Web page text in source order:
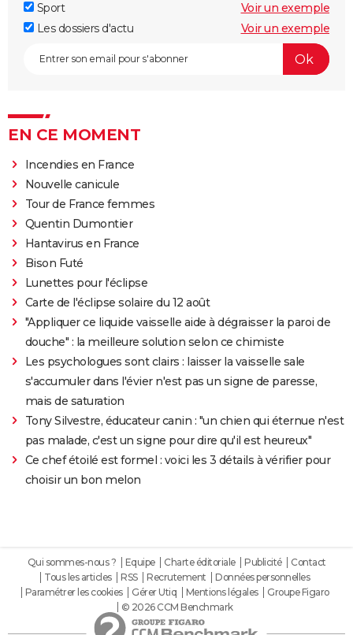
Sport
Voir un exemple
Les dossiers d'actu
Voir un exemple
EN CE MOMENT
Incendies en France
Nouvelle canicule
Tour de France femmes
Quentin Dumontier
Hantavirus en France
Bison Futé
Lunettes pour l'éclipse
Carte de l'éclipse solaire du 12 août
"Appliquer ce liquide vaisselle aide à dégraisser la paroi de
douche" : la meilleure solution selon ce chimiste
Les psychologues sont clairs : laisser la vaisselle sale
s'accumuler dans l'évier n'est pas un signe de paresse,
mais de saturation
Tony Silvestre, éducateur canin : "un chien qui éternue n'est
pas malade, c'est un signe pour dire qu'il est heureux"
Ce chef étoilé est formel : voici les 3 détails à vérifier pour
choisir un bon melon
Qui sommes-nous ? Equipe Charte éditoriale Publicité
Contact
Tous les articles
RSS Recrutement
Données personnelles
Paramétrer les cookies
Gérer Utiq Mentions légales
Groupe Figaro
© 2026 CCM Benchmark